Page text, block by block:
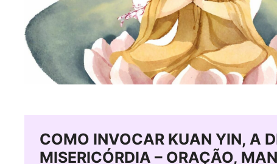
COMO INVOCAR KUAN YIN, A
MISERICÓRDIA – ORAÇÃO,